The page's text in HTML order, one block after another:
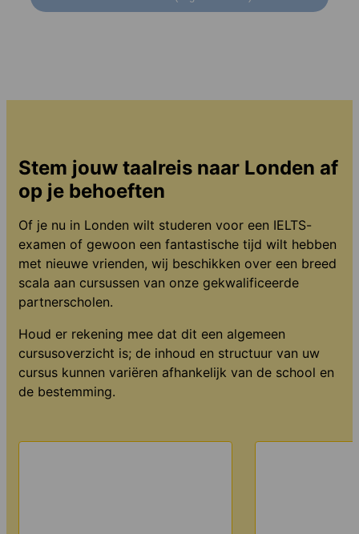
Stem jouw taalreis naar Londen af
op je behoeften
Of je nu in Londen wilt studeren voor een IELTS-
examen of gewoon een fantastische tijd wilt hebben
met nieuwe vrienden, wij beschikken over een breed
scala aan cursussen van onze gekwalificeerde
partnerscholen.
Houd er rekening mee dat dit een algemeen
cursusoverzicht is; de inhoud en structuur van uw
cursus kunnen variëren afhankelijk van de school en
de bestemming.